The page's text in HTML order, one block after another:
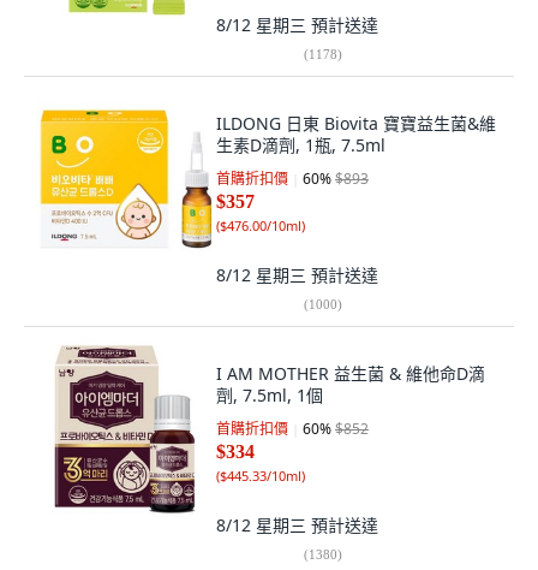
8/12 星期三 預計送達
(1178)
ILDONG 日東 Biovita 寶寶益生菌&維
生素D滴劑, 1瓶, 7.5ml
首購折扣價 60%$893
$357
($476.00/10ml)
8/12 星期三 預計送達
(1000)
I AM MOTHER 益生菌 & 維他命D滴
劑, 7.5ml, 1個
首購折扣價 60%$852
$334
($445.33/10ml)
8/12 星期三 預計送達
(1380)